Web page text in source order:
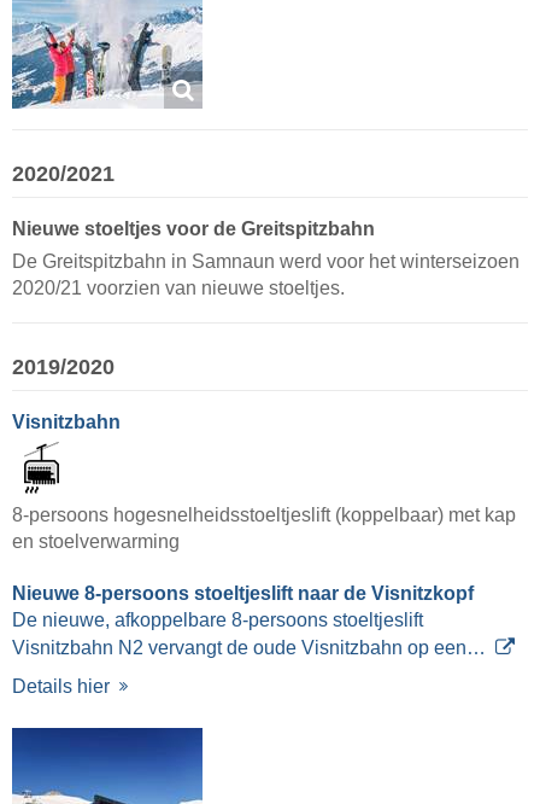
2020/2021
Nieuwe stoeltjes voor de Greitspitzbahn
De Greitspitzbahn in Samnaun werd voor het winterseizoen
2020/21 voorzien van nieuwe stoeltjes.
2019/2020
Visnitzbahn
8-persoons hogesnelheidsstoeltjeslift (koppelbaar) met kap
en stoelverwarming
Nieuwe 8-persoons stoeltjeslift naar de Visnitzkopf
De nieuwe, afkoppelbare 8-persoons stoeltjeslift
Visnitzbahn N2 vervangt de oude Visnitzbahn op een…
Details hier